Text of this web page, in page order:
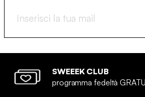
SWEEEK CLUB
programma fedeltà